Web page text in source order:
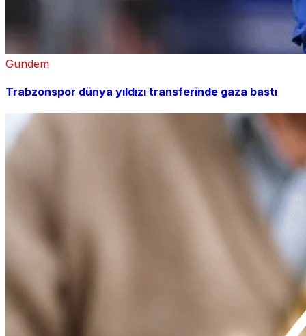
Gündem
Trabzonspor dünya yıldızı transferinde gaza bastı